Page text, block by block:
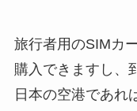
旅行者用のSIMカ
購入できますし、
日本の空港であれ